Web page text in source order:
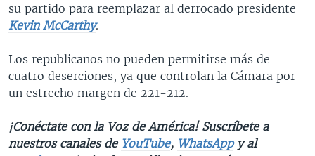
su partido para reemplazar al derrocado presidente
Kevin McCarthy.
Los republicanos no pueden permitirse más de
cuatro deserciones, ya que controlan la Cámara por
un estrecho margen de 221-212.
¡Conéctate con la Voz de América! Suscríbete a
nuestros canales de YouTube, WhatsAppy al